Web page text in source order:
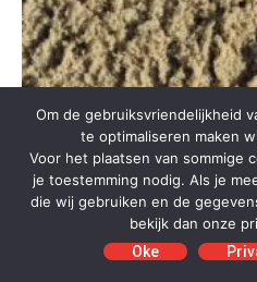
Om de gebruiksvriendelijkheid
te optimaliseren maken
Voor het plaatsen van sommige
je toestemming nodig. Als je
die wij gebruiken en de
bekijk dan onze
Oke